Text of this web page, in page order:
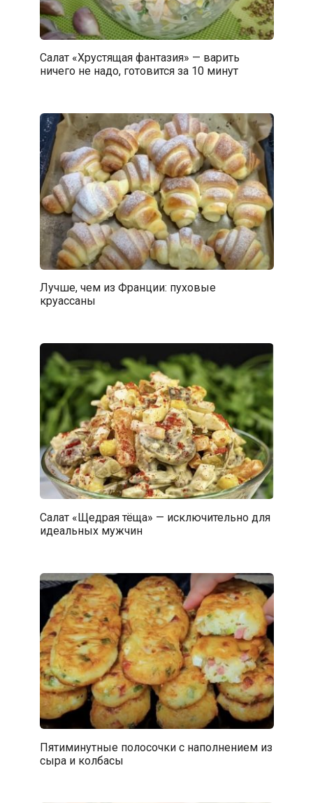
Салат «Хрустящая фантазия» — варить
ничего не надо, готовится за 10 минут
Лучше, чем из Франции: пуховые
круассаны
Салат «Щедрая тёща» — исключительно для
идеальных мужчин
Пятиминутные полосочки с наполнением из
сыра и колбасы